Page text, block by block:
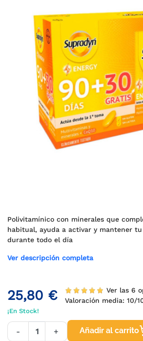
Polivitamínico con minerales que
habitual, ayuda a activar y mantener
durante todo el día
Ver descripción completa
25,80 €
Ver las 6
Valoración media:10/
¡En Stock!
- + Añadir al carrito